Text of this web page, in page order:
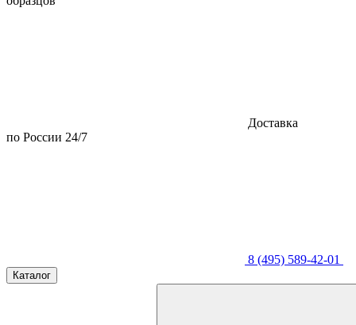
Доставка
по России 24/7
8 (495) 589-42-01
Каталог